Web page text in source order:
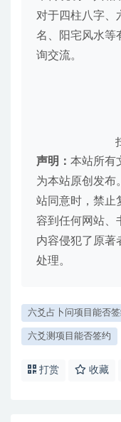
对于四柱八字、
名、阳宅风水等
询交流。
声明： 本站所有
为本站原创发布
站同意时，禁止
容到任何网站、
内容侵犯了原著
处理。
六爻占卜问项目能否
六爻测项目能否签约
打赏 收藏